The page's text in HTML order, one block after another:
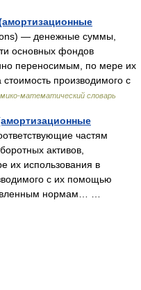
— денежные суммы,
основных фондов
переносимым, по мере их
производимого с
математический словарь
частям
активов,
их использования в
с их помощью
нормам… …